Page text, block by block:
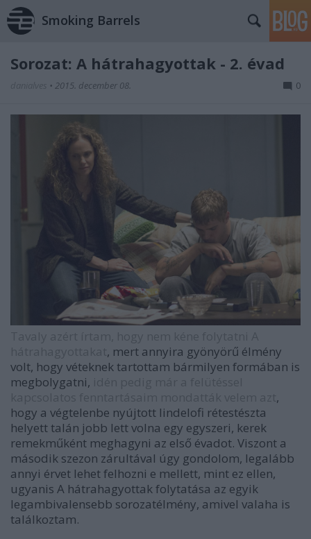
Smoking Barrels
Sorozat: A hátrahagyottak - 2. évad
• 2015. december 08. 0
, mert annyira gyönyörű élmény
volt, hogy véteknek tartottam bármilyen formában is
megbolygatni,
,
hogy a végtelenbe nyújtott lindelofi rétestészta
helyett talán jobb lett volna egy egyszeri, kerek
remekműként meghagyni az első évadot. Viszont a
második szezon zárultával úgy gondolom, legalább
annyi érvet lehet felhozni e mellett, mint ez ellen,
ugyanis A hátrahagyottak folytatása az egyik
legambivalensebb sorozatélmény, amivel valaha is
találkoztam.